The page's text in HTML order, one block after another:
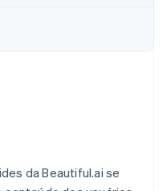
da Beautiful.ai se